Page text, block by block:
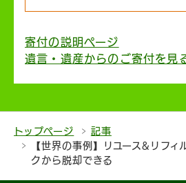
寄付の説明ページ
遺言・遺産からのご寄付を見
トップページ
記事
【世界の事例】リユース&リフィ
クから脱却できる